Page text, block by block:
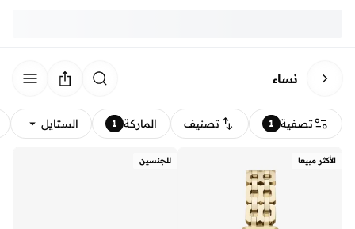
نساء
تصفية 1 تصنيف الماركة 1 الستايل
الأكثر مبيعا للجنسين